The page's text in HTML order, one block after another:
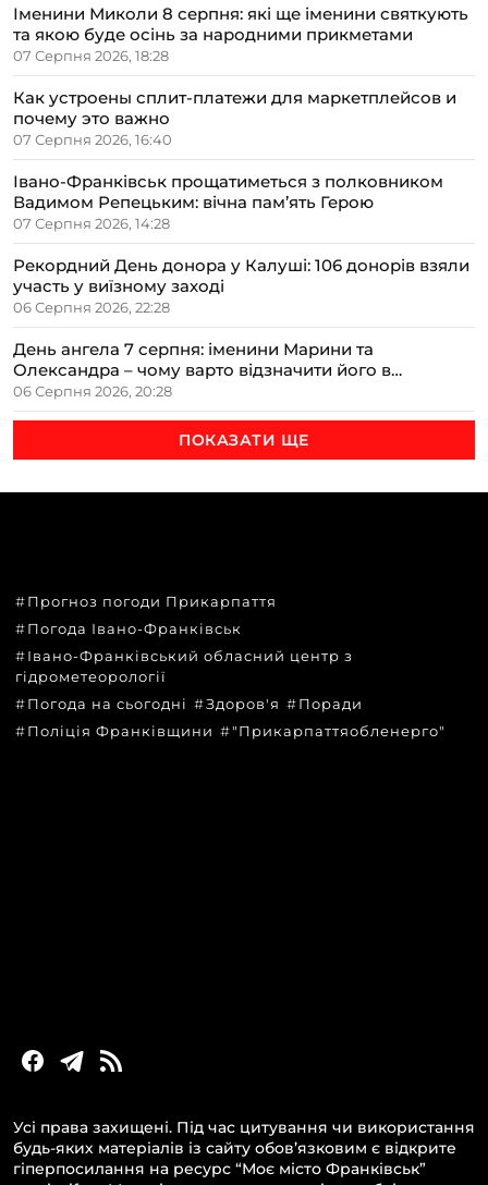
Іменини Миколи 8 серпня: які ще іменини святкують
та якою буде осінь за народними прикметами
07 Серпня 2026, 18:28
Как устроены сплит-платежи для маркетплейсов и
почему это важно
07 Серпня 2026, 16:40
Івано-Франківськ прощатиметься з полковником
Вадимом Репецьким: вічна пам’ять Герою
07 Серпня 2026, 14:28
Рекордний День донора у Калуші: 106 донорів взяли
участь у виїзному заході
06 Серпня 2026, 22:28
День ангела 7 серпня: іменини Марини та
Олександра – чому варто відзначити його в
сімейному колі
06 Серпня 2026, 20:28
ПОКАЗАТИ ЩЕ
Прогноз погоди Прикарпаття
Погода Івано-Франківськ
Івано-Франківський обласний центр з
гідрометеорології
Погода на сьогодні
Здоров'я
Поради
Поліція Франківщини
"Прикарпаттяобленерго"
Усі права захищені. Під час цитування чи використання
будь-яких матеріалів із сайту обов’язковим є відкрите
гіперпосилання на ресурс “Моє місто Франківськ”